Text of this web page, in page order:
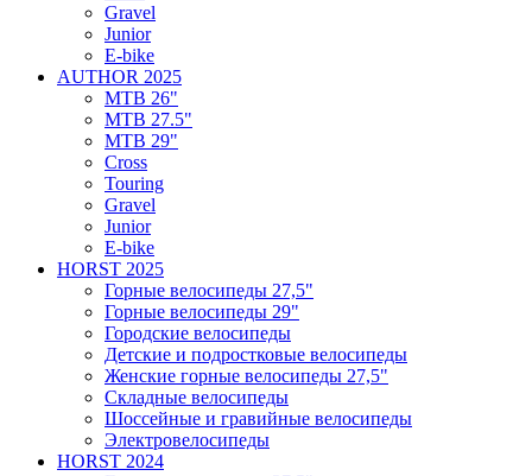
Gravel
Junior
E-bike
AUTHOR 2025
MTB 26"
MTB 27.5"
MTB 29"
Cross
Touring
Gravel
Junior
E-bike
HORST 2025
Горные велосипеды 27,5"
Горные велосипеды 29"
Городские велосипеды
Детские и подростковые велосипеды
Женские горные велосипеды 27,5"
Складные велосипеды
Шоссейные и гравийные велосипеды
Электровелосипеды
HORST 2024